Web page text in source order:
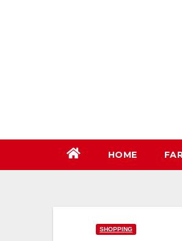
HOME
SHOPPING